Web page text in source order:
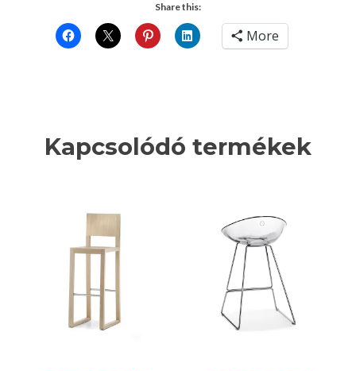
Share this:
More
Kapcsolódó termékek